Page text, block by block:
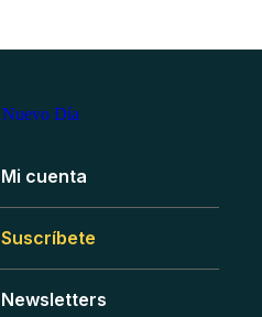
Mi cuenta
Suscríbete
Newsletters